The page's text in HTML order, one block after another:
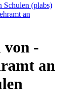
Schulen (plabs)
an
von -
an